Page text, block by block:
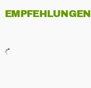
EMPFEHLUNGEN